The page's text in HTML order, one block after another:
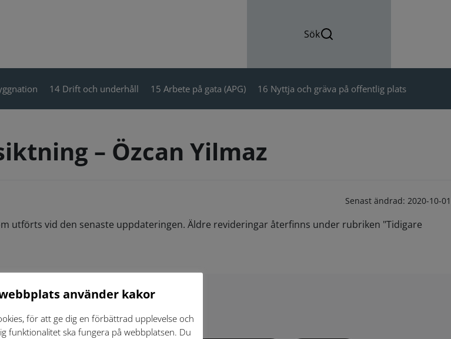
Sök
14 Drift och underhåll 15 Arbete på gata (APG) 16 Nyttja och gräva på offentlig plats
– Özcan Yilmaz
Senast ändrad: 2020-10-01
utförts vid den senaste uppdateringen. Äldre revideringar återfinns under rubriken "Tidigare
använder kakor
för att ge dig en förbättrad upplevelse och
funktionalitet ska fungera på webbplatsen. Du